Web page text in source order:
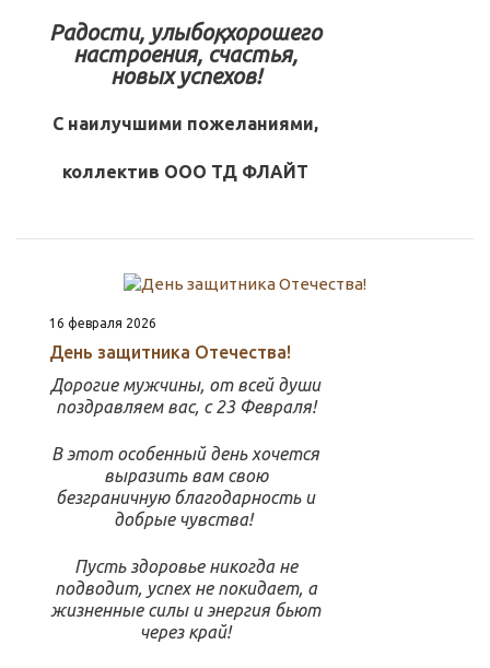
Радости, улыбоқ, хорошего
настроения, счастья,
новых успехов!
С наилучшими пожеланиями,
коллектив ООО ТД ФЛАЙТ
16 февраля 2026
День защитника Отечества!
Дорогие мужчины, от всей души
поздравляем вас, с 23 Февраля!
В этот особенный день хочется
выразить вам свою
безграничную благодарность и
добрые чувства!
Пусть здоровье никогда не
подводит, успех не покидает, а
жизненные силы и энергия бьют
через край!